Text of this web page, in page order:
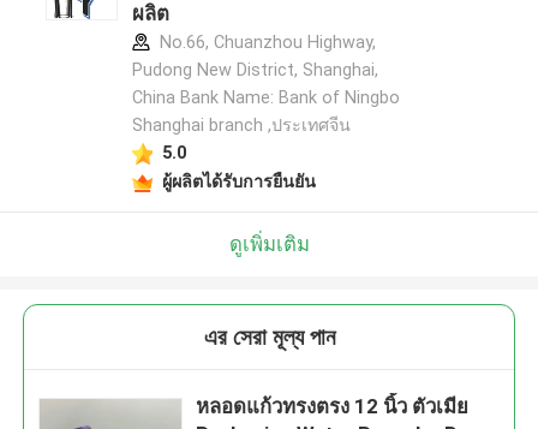
ผลิต
No.66, Chuanzhou Highway,
Pudong New District, Shanghai,
China Bank Name: Bank of Ningbo
Shanghai branch ,ประเทศจีน
5.0
ผู้ผลิตได้รับการยืนยัน
ดูเพิ่มเติม
এর সেরা মূল্য পান
หลอดแก้วทรงตรง 12 นิ้ว ตัวเมีย